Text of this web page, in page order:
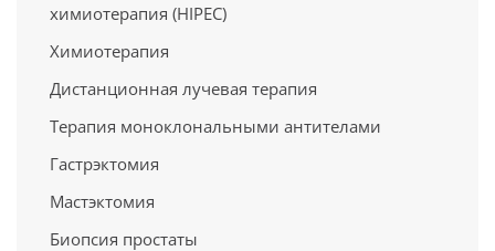
химиотерапия (HIPEC)
Химиотерапия
Дистанционная лучевая терапия
Терапия моноклональными антителами
Гастрэктомия
Мастэктомия
Биопсия простаты